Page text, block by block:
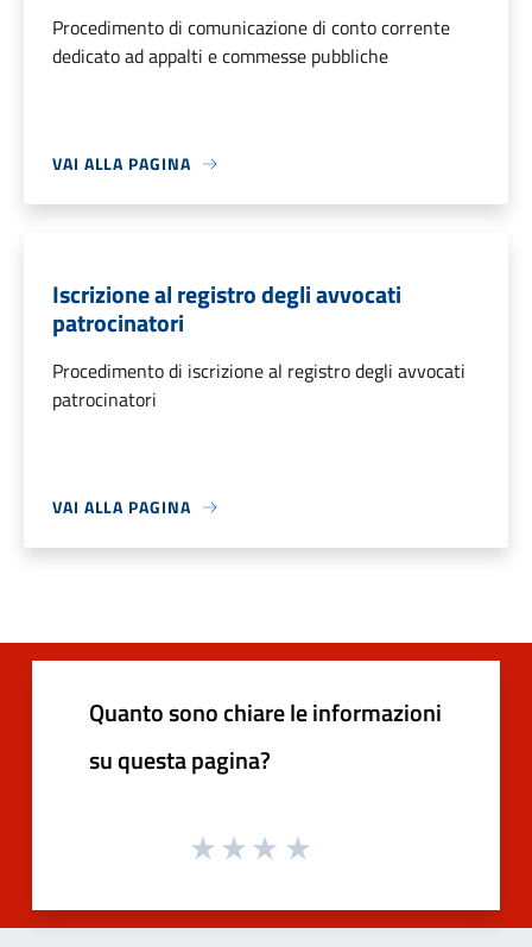
Procedimento di comunicazione di conto corrente
dedicato ad appalti e commesse pubbliche
VAI ALLA PAGINA
Iscrizione al registro degli avvocati
patrocinatori
Procedimento di iscrizione al registro degli avvocati
patrocinatori
VAI ALLA PAGINA
Quanto sono chiare le informazioni
su questa pagina?